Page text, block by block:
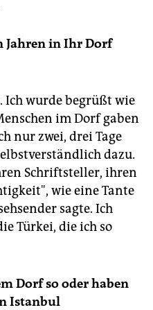
Jahren in Ihr Dorf
Ich wurde begrüßt wie
im Dorf gaben
nur zwei, drei Tage
dazu.
Schriftsteller, ihren
wie eine Tante
sagte. Ich
Türkei, die ich so
Dorf so oder haben
Istanbul